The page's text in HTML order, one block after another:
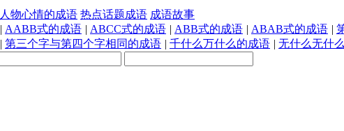
人物心情的成语 热点话题成语 成语故事
| AABB式的成语 | ABCC式的成语 | ABB式的成语 | ABAB式的成语 |
| 第三个字与第四个字相同的成语 | 千什么万什么的成语 | 无什么无什